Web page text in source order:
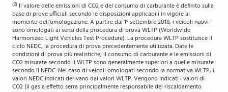
(2) Il valore delle emissioni di CO2 e del consumo di carburante è definito sulla
base di prove ufficiali secondo le disposizioni applicabili in vigore al
momento dell'omologazione. A partire dal 1° settembre 2018, i veicoli nuovi
sono omologati ai sensi della procedura di prova WLTP (Worldwide
Harmonized Light Vehicles Test Procedure). La procedura WLTP sostituisce il
ciclo NEDC, la procedura di prova precedentemente utilizzata. Date le
condizioni di prova più realistiche, il consumo di carburante e le emissioni di
CO2 misurate secondo il WLTP sono generalmente superiori a quelle misurate
secondo il NEDC. Nel caso di veicoli omologati secondo la normativa WLTP, i
valori NEDC indicati derivano dai valori WLTP. Vengono indicati i valori di
CO2 (il gas a effetto serra principalmente responsabile del riscaldamento